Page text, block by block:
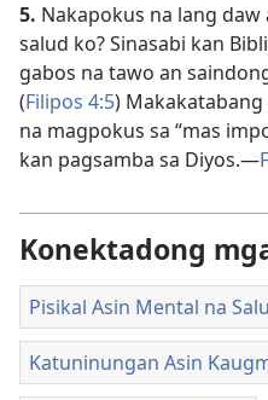
5. Nakapokus na lang
salud ko? Sinasabi kan
gabos na tawo an
(Filipos 4:5) Makakatabang
na magpokus sa “mas
kan pagsamba sa Diyos.—
Konektadong
Pisikal Asin Mental na
Katuninungan Asin